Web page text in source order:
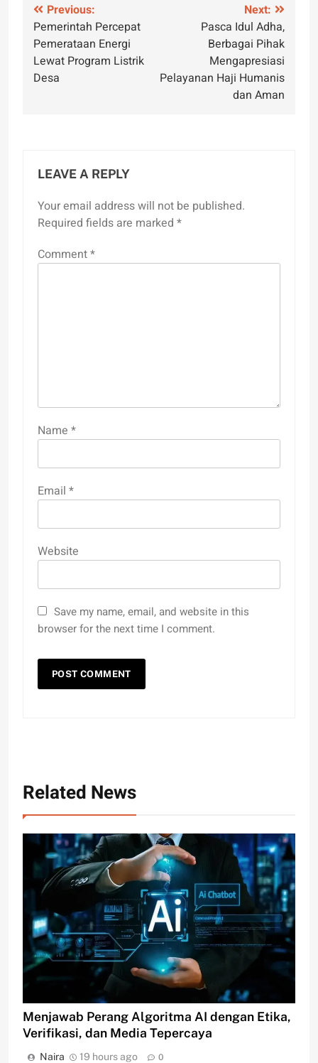
Post
navigation
Previous:
Pemerintah Percepat
Pemerataan Energi
Lewat Program Listrik
Desa
Next:
Pasca Idul Adha,
Berbagai Pihak
Mengapresiasi
Pelayanan Haji Humanis
dan Aman
LEAVE A REPLY
Your email address will not be published.
Required fields are marked *
Comment*
Name *
Email *
Website
Save my name, email, and website in this
browser for the next time I comment.
Related News
Menjawab Perang Algoritma AI dengan Etika,
Verifikasi, dan Media Tepercaya
Naira 19 hours ago 0